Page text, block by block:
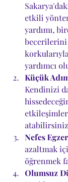
etkili
yardımı,
becerilerini
yardımcı
Küçük
Kendinizi
Nefes
azaltmak
öğrenmek
Olumsuz